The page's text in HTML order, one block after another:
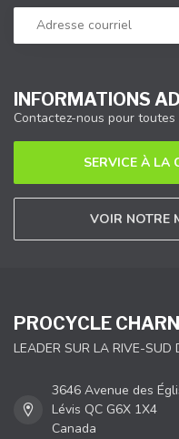
INFORMATIONS
Contactez-nous pour toutes
SERVICE À LA
VOIR NOTRE
PROCYCLE
LEADER SUR LA RIVE-SUD
3646 Avenue des
Lévis QC G6X 1X4
Canada